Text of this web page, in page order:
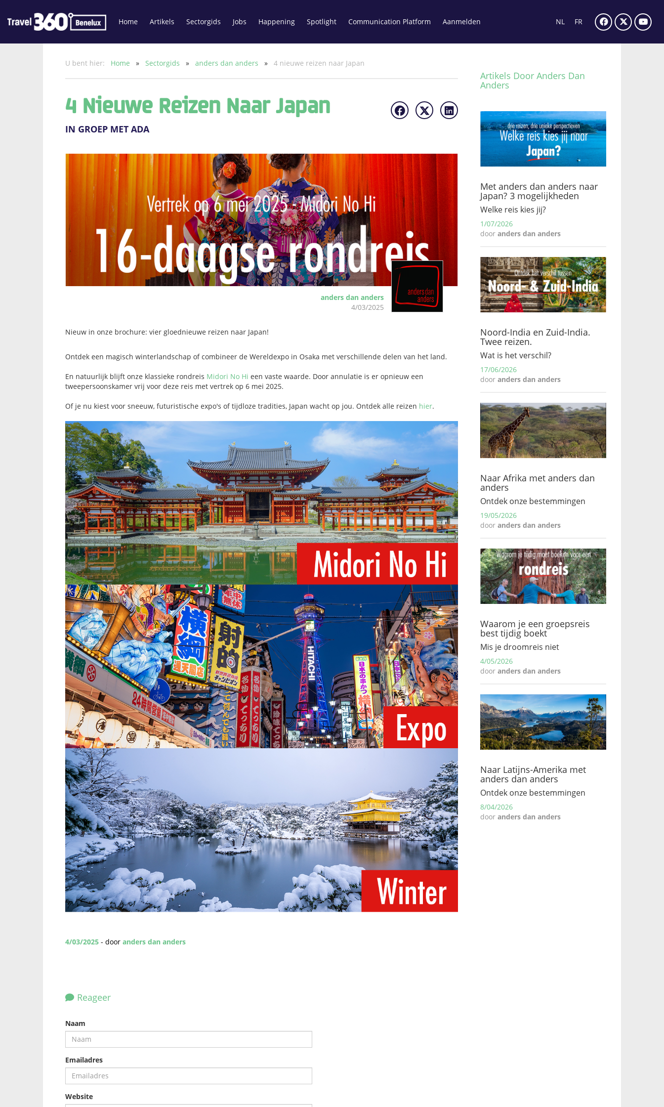
Home Artikels Sectorgids Jobs Happening Spotlight Communication Platform Aanmelden NL FR
U bent hier: Home » Sectorgids » anders dan anders » 4 nieuwe reizen naar Japan
4 Nieuwe Reizen Naar Japan
IN GROEP MET ADA
anders dan anders
4/03/2025
Nieuw in onze brochure: vier gloednieuwe reizen naar Japan!
Ontdek een magisch winterlandschap of combineer de Wereldexpo in Osaka met verschillende delen van het land.
En natuurlijk blijft onze klassieke rondreis Midori No Hi een vaste waarde. Door annulatie is er opnieuw een
tweepersoonskamer vrij voor deze reis met vertrek op 6 mei 2025.
Of je nu kiest voor sneeuw, futuristische expo's of tijdloze tradities, Japan wacht op jou. Ontdek alle reizen hier.
4/03/2025 - door anders dan anders
Reageer
Naam
Emailadres
Website
Artikels Door Anders Dan
Anders
Met anders dan anders naar
Japan? 3 mogelijkheden
Welke reis kies jij?
1/07/2026
door anders dan anders
Noord-India en Zuid-India.
Twee reizen.
Wat is het verschil?
17/06/2026
door anders dan anders
Naar Afrika met anders dan
anders
Ontdek onze bestemmingen
19/05/2026
door anders dan anders
Waarom je een groepsreis
best tijdig boekt
Mis je droomreis niet
4/05/2026
door anders dan anders
Naar Latijns-Amerika met
anders dan anders
Ontdek onze bestemmingen
8/04/2026
door anders dan anders